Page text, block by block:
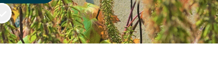
för mer innehåll